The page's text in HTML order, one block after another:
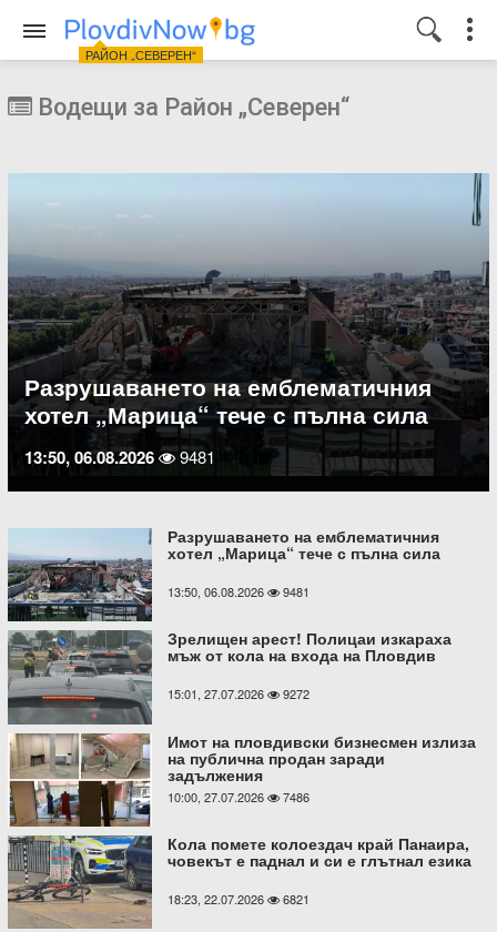
РАЙОН „СЕВЕРЕН“
Водещи за Район „Северен“
Разрушаването на емблематичния
хотел „Марица“ тече с пълна сила
13:50, 06.08.2026 9481
Разрушаването на емблематичния
хотел „Марица“ тече с пълна сила
13:50, 06.08.2026 9481
Зрелищен арест! Полицаи изкараха
мъж от кола на входа на Пловдив
15:01, 27.07.2026 9272
Имот на пловдивски бизнесмен излиза
на публична продан заради
задължения
10:00, 27.07.2026 7486
Кола помете колоездач край Панаира,
човекът е паднал и си е глътнал езика
18:23, 22.07.2026 6821